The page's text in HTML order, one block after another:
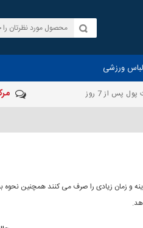
لباس ورزشی
پس از 7 روز
و زمان زیادی را صرف می کنند همچنین